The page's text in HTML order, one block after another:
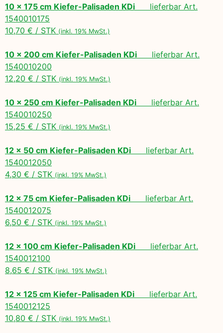
10 x 175 cm Kiefer-Palisaden KDi lieferbar Art.
1540010175
10,70 € / STK (inkl. 19% MwSt.)
10 x 200 cm Kiefer-Palisaden KDi lieferbar Art.
1540010200
12,20 € / STK (inkl. 19% MwSt.)
10 x 250 cm Kiefer-Palisaden KDi lieferbar Art.
1540010250
15,25 € / STK (inkl. 19% MwSt.)
12 x 50 cm Kiefer-Palisaden KDi lieferbar Art.
1540012050
4,30 € / STK (inkl. 19% MwSt.)
12 x 75 cm Kiefer-Palisaden KDi lieferbar Art.
1540012075
6,50 € / STK (inkl. 19% MwSt.)
12 x 100 cm Kiefer-Palisaden KDi lieferbar Art.
1540012100
8,65 € / STK (inkl. 19% MwSt.)
12 x 125 cm Kiefer-Palisaden KDi lieferbar Art.
1540012125
10,80 € / STK (inkl. 19% MwSt.)